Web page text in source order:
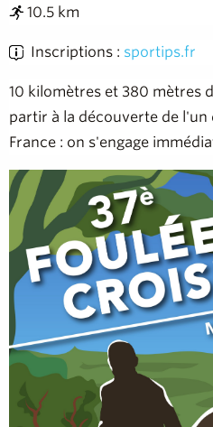
10.5 km
Inscriptions : sportips.fr
10 kilomètres et 380 mètres
partir à la découverte de l'un
France : on s'engage